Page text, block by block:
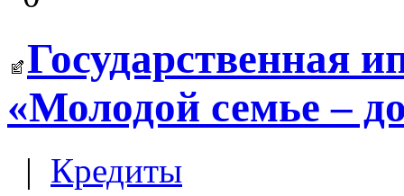
Государственная
«Молодой семье –
| Кредиты